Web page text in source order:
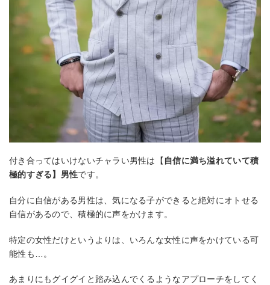
付き合ってはいけないチャラい男性は【 自信に満ち溢れていて積
極的すぎる】男性です。
自分に自信がある男性は、気になる子ができると絶対にオトせる
自信があるので、積極的に声をかけます。
特定の女性だけというよりは、いろんな女性に声をかけている可
能性も…。
あまりにもグイグイと踏み込んでくるようなアプローチをしてく